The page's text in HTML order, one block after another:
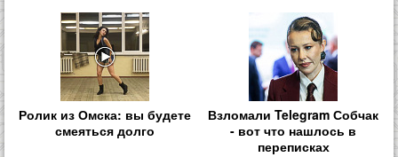
Ролик из Омска: вы будете
смеяться долго
Взломали Telegram Собчак
- вот что нашлось в
переписках